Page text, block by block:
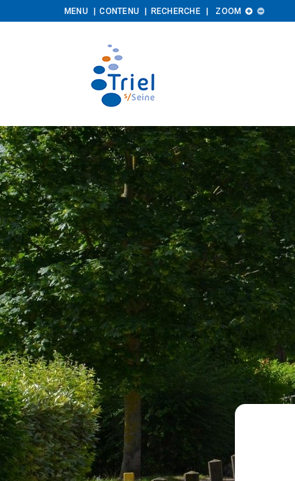
MENU CONTENU RECHERCHE ZOOM Augmenter

Diminuer
